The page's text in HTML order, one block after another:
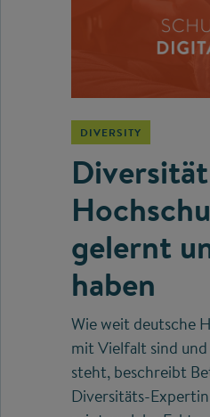
DIVERSITY
gelernt
haben
Wie weit deutsche
mit Vielfalt sind und
steht, beschreibt
Diversitäts-